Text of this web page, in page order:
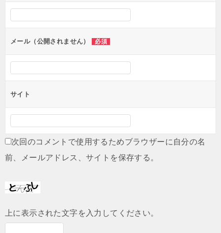
シ
ンメール（公開されません） 必須
サイト
次回のコメントで使用するためブラウザーに自分の名
前、メールアドレス、サイトを保存する。
上に表示された文字を入力してください。